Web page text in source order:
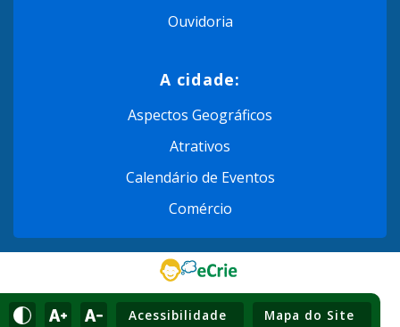
Acessibilidade Mapa do Site
Ouvidoria
A cidade:
Aspectos Geográficos
Atrativos
Calendário de Eventos
Comércio